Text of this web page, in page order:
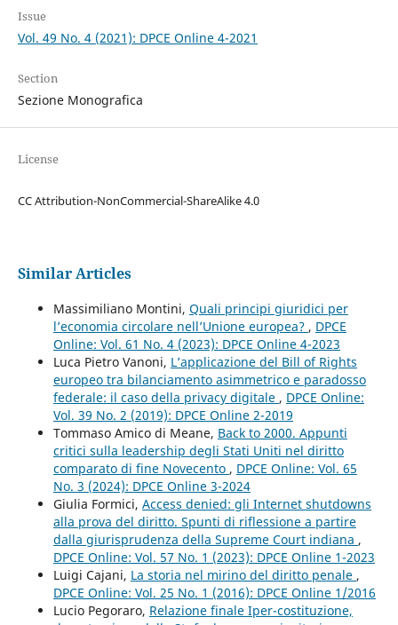
Issue
Vol. 49 No. 4 (2021): DPCE Online 4-2021
Section
Sezione Monografica
License
CC Attribution-NonCommercial-ShareAlike 4.0
Similar Articles
Massimiliano Montini, Quali principi giuridici per
l’economia circolare nell’Unione europea? , DPCE
Online: Vol. 61 No. 4 (2023): DPCE Online 4-2023
Luca Pietro Vanoni, L’applicazione del Bill of Rights
europeo tra bilanciamento asimmetrico e paradosso
federale: il caso della privacy digitale , DPCE Online:
Vol. 39 No. 2 (2019): DPCE Online 2-2019
Tommaso Amico di Meane, Back to 2000. Appunti
critici sulla leadership degli Stati Uniti nel diritto
comparato di fine Novecento , DPCE Online: Vol. 65
No. 3 (2024): DPCE Online 3-2024
Giulia Formici, Access denied: gli Internet shutdowns
alla prova del diritto. Spunti di riflessione a partire
dalla giurisprudenza della Supreme Court indiana ,
DPCE Online: Vol. 57 No. 1 (2023): DPCE Online 1-2023
Luigi Cajani, La storia nel mirino del diritto penale ,
DPCE Online: Vol. 25 No. 1 (2016): DPCE Online 1/2016
Lucio Pegoraro, Relazione finale Iper-costituzione,